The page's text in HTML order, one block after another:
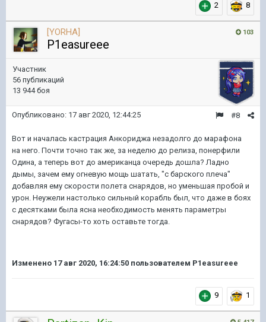
2 8
103
[YORHA]
P1easureee
Участник
56 публикаций
13 944 боя
#8
Опубликовано: 17 авг 2020, 12:44:25
Вот и началась кастрация Анкориджа незадолго до марафона
на него. Почти точно так же, за неделю до релиза, понерфили
Одина, а теперь вот до американца очередь дошла? Ладно
дымы, зачем ему огневую мощь шатать, "с барского плеча"
добавляя ему скорости полета снарядов, но уменьшая пробой и
урон. Неужели настолько сильный корабль был, что даже в боях
с десятками была ясна необходимость менять параметры
снарядов? Фугасы-то хоть оставьте тогда.
Изменено 17 авг 2020, 16:24:50 пользователем P1easureee
9 1